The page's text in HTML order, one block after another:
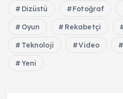
Dizüstü Fotoğraf
Oyun Rekabetçi
Teknoloji Video
Yeni